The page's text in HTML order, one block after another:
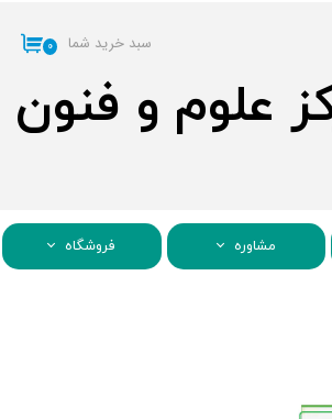
علوم و فنون
۰ سبد خرید شما
مشاوره فروشگاه